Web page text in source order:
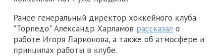
Ранее генеральный директор хоккейного клуба
"Торпедо" Александр Харламов рассказал о
работе Игоря Ларионова, а также об атмосфере и
принципах работы в клубе.